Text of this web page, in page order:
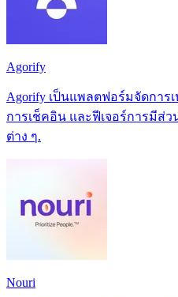
Agorify
Agorify เป็นแพลตฟอร์มจัดกา
การเช็คอิน และฟีเจอร์การมีส่
ต่าง ๆ.
Nouri